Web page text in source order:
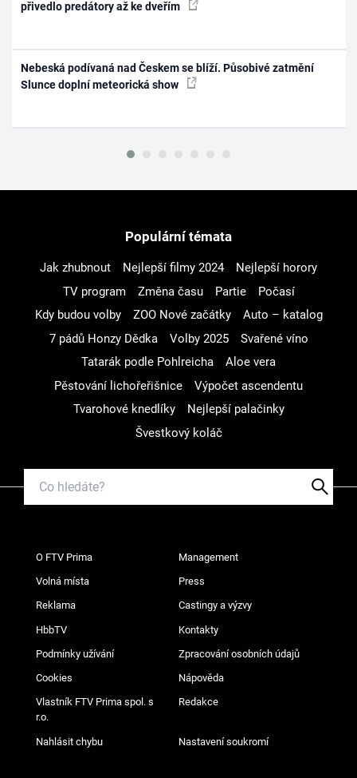
přivedlo predátory až ke dveřím
Nebeská podívaná nad Českem se blíží. Působivé zatmění
Slunce doplní meteorická show
Populární témata
Jak zhubnout Nejlepší filmy 2024
Nejlepší horory
TV program
Změna času Partie
Počasí
Kdy budou volby
ZOO Nové začátky
Auto – katalog
7 pádů Honzy Dědka
Volby 2025
Svařené víno
Tatarák podle Pohlreicha
Aloe vera
Pěstování lichořeřišnice
Výpočet ascendentu
Tvarohové knedlíky
Nejlepší palačinky
Švestkový koláč
O FTV Prima Management
Volná místa Press
Reklama Castingy a výzvy
HbbTV Kontakty
Podmínky užívání Zpracování osobních údajů
Cookies Nápověda
Vlastník FTV Prima spol. s
r.o.
Redakce
Nahlásit chybu Nastavení soukromí